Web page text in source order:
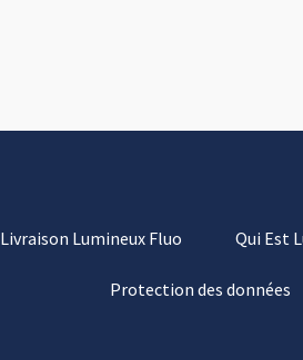
Lumineux Fluo Qui Est
Protection des données